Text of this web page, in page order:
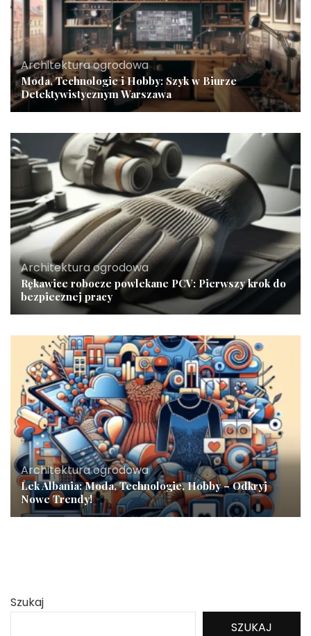
Architektura ogrodowa
Moda, Technologie i Hobby: Szyk w Biurze
Detektywistycznym Warszawa
Architektura ogrodowa
Rękawice robocze powlekane PCV: Pierwszy krok do
bezpiecznej pracy
Architektura ogrodowa
Lek Albania: Moda, Technologie, Hobby – Odkryj
Nowe Trendy!
Szukaj
SZUKAJ